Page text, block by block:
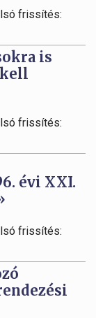
frissítés:
is
frissítés:
évi XXI.
frissítés: